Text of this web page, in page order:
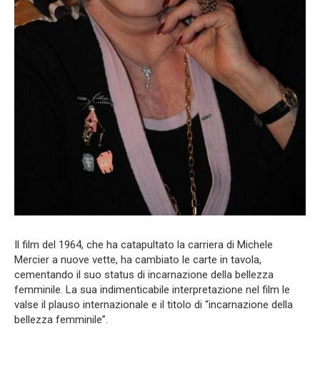
Il film del 1964, che ha catapultato la carriera di Michele
Mercier a nuove vette, ha cambiato le carte in tavola,
cementando il suo status di incarnazione della bellezza
femminile. La sua indimenticabile interpretazione nel film le
valse il plauso internazionale e il titolo di “incarnazione della
bellezza femminile”.